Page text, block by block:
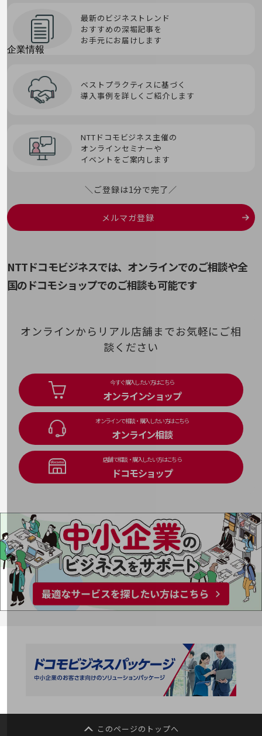
別ウィンドウで開きます
企業情報
会社案内TOP
社長からのご挨拶
会社案内パンフレット
ニュースルーム
ニュースリリース
地域からの発表
お知らせ
NTTドコモビジネスグループのサステナビリティ
サステナビリティ基本方針
サステナビリティレポート
ダイバーシティ
経営情報
経営情報TOP
決算公告
電子公告
基礎的電気通信役務損益明細表
採用情報
採用情報TOP
新卒採用
人材育成制度
せ
セキュリティインシデント
セッション
ゼロトラスト
そ
プロンプトエンジニアリング
第5世代通信（5G）
輻輳(ふくそう）
ペネトレーションテスト
ほ
IVR
SMS
SOAR
SOC
Society 5.0
SoE(System of Engagement)
SORA
SPF/DKIM/DMARC
Systems of Record(SoR)
最新のビジネストレンド
おすすめの深堀記事を
お手元にお届けします
ベストプラクティスに基づく
導入事例を詳しくご紹介します
NTTドコモビジネス主催の
オンラインセミナーや
イベントをご案内します
＼ご登録は1分で完了／
メルマガ登録
NTTドコモビジネスでは、オンラインでのご相談や全
国のドコモショップでのご相談も可能です
オンラインからリアル店舗までお気軽にご相
談ください
今すぐ購入したい方はこちら
オンラインショップ
オンラインで相談・購入したい方はこちら
オンライン相談
店舗で相談・購入したい方はこちら
ドコモショップ
このページのトップへ